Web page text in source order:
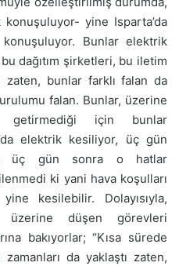
yine Isparta’da
Bunlar elektrik
dağıtım şirketleri, bu iletim
zaten, bunlar farklı falan da
falan. Bunlar, üzerine
getirmediği için bunlar
elektrik kesiliyor, üç gün
üç gün sonra o hatlar
ki yani hava koşulları
kesilebilir. Dolayısıyla,
üzerine düşen görevleri
bakıyorlar; “Kısa sürede
da yaklaştı zaten,